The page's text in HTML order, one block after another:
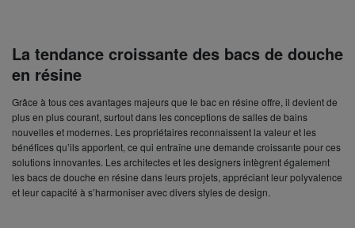
La tendance croissante des bacs de douche
en résine
Grâce à tous ces avantages majeurs que le bac en résine offre, il devient de
plus en plus courant, surtout dans les conceptions de salles de bains
nouvelles et modernes. Les propriétaires reconnaissent la valeur et les
bénéfices qu’ils apportent, ce qui entraîne une demande croissante pour ces
solutions innovantes. Les architectes et les designers intègrent également
les bacs de douche en résine dans leurs projets, appréciant leur polyvalence
et leur capacité à s’harmoniser avec divers styles de design.